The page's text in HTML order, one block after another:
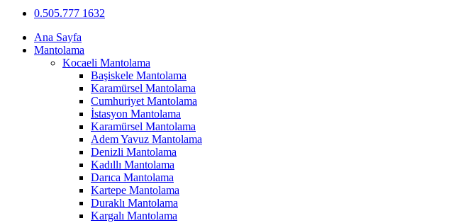
0.505.777 1632
Ana Sayfa
Mantolama
Kocaeli Mantolama
Başiskele Mantolama
Karamürsel Mantolama
Cumhuriyet Mantolama
İstasyon Mantolama
Karamürsel Mantolama
Adem Yavuz Mantolama
Denizli Mantolama
Kadıllı Mantolama
Darıca Mantolama
Kartepe Mantolama
Duraklı Mantolama
Kargalı Mantolama